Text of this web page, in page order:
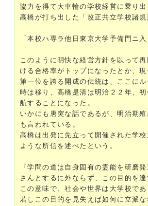
協力を得て大車輪の学校経営に乗り出
高橋が打ち出した「改正共立学校諸
「本校ハ専ラ他日東京大学予備門ニ
このように明快な経営方針を以って
ける合格率がトップになったとか、
第一位を誇る開成の伝統は、ここに
時は移り、高橋是清は明治２２年、
航することになった。
いかにも唐突な話であるが、明治期
も言われている。
高橋は出発に先立って開催された学
ような所信を述べたという。
『学問の道は自身固有の霊能を研磨
さんとするに外ならず、この目的を
この意味で、社会や世界は大学校であ
若しこの目的を見失えば如何に立派